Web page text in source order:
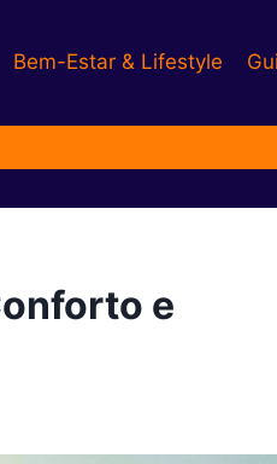
Bem-Estar & Lifestyle
e